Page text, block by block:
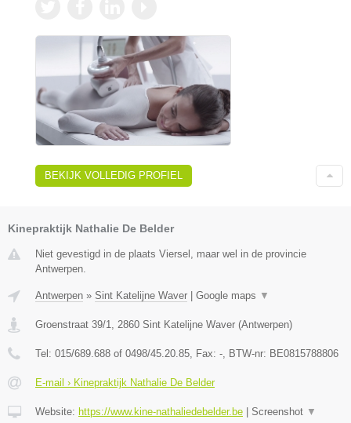
BEKIJK VOLLEDIG PROFIEL
Kinepraktijk Nathalie De Belder
Niet gevestigd in de plaats Viersel, maar wel in de provincie
Antwerpen.
Antwerpen » Sint Katelijne Waver Google maps ▼
Groenstraat 39/1 2860 Sint Katelijne Waver (Antwerpen)
Tel: 015/689.688 of 0498/45.20.85 , Fax: - , BTW-nr: BE0815788806
E-mail › Kinepraktijk Nathalie De Belder
Website: https://www.kine-nathaliedebelder.be Screenshot ▼